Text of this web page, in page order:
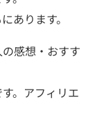
あります。
感想・おすす
。アフィリエ